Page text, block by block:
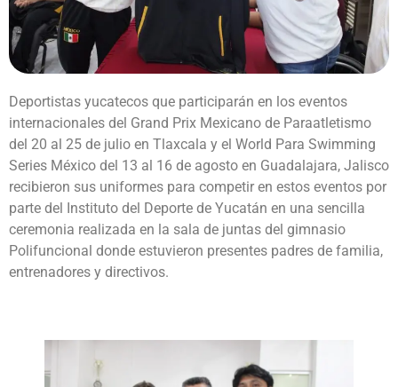
Deportistas yucatecos que participarán en los eventos
internacionales del Grand Prix Mexicano de Paraatletismo
del 20 al 25 de julio en Tlaxcala y el World Para Swimming
Series México del 13 al 16 de agosto en Guadalajara, Jalisco
recibieron sus uniformes para competir en estos eventos por
parte del Instituto del Deporte de Yucatán en una sencilla
ceremonia realizada en la sala de juntas del gimnasio
Polifuncional donde estuvieron presentes padres de familia,
entrenadores y directivos.